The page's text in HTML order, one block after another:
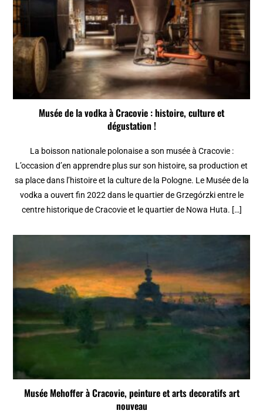
Musée de la vodka à Cracovie : histoire, culture et
dégustation !
La boisson nationale polonaise a son musée à Cracovie :
L’occasion d’en apprendre plus sur son histoire, sa production et
sa place dans l’histoire et la culture de la Pologne. Le Musée de la
vodka a ouvert fin 2022 dans le quartier de Grzegórzki entre le
centre historique de Cracovie et le quartier de Nowa Huta. […]
Musée Mehoffer à Cracovie, peinture et arts decoratifs art
nouveau